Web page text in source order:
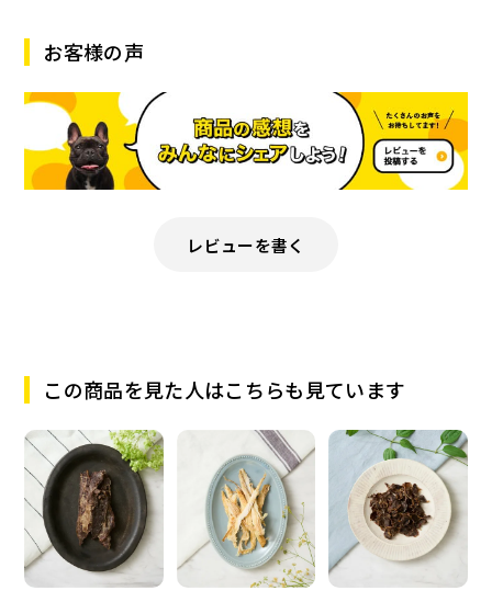
お客様の声
レビューを書く
この商品を見た人はこちらも見ています